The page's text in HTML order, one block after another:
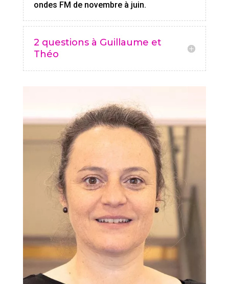
ondes FM de novembre à juin.
2 questions à Guillaume et
Théo